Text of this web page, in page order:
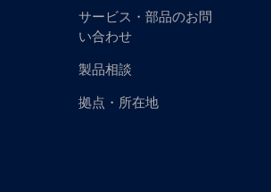
サービス・部品のお問
い合わせ
製品相談
拠点・所在地